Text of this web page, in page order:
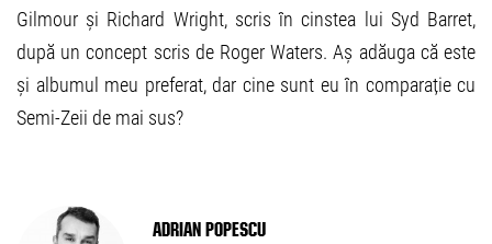
Gilmour și Richard Wright, scris în cinstea lui Syd Barret,
după un concept scris de Roger Waters. Aș adăuga că este
și albumul meu preferat, dar cine sunt eu în comparație cu
Semi-Zeii de mai sus?
Adrian Popescu